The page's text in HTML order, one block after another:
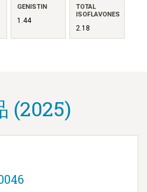
GENISTIN
1.44
TOTAL
ISOFLAVONES
2.18
(2025)